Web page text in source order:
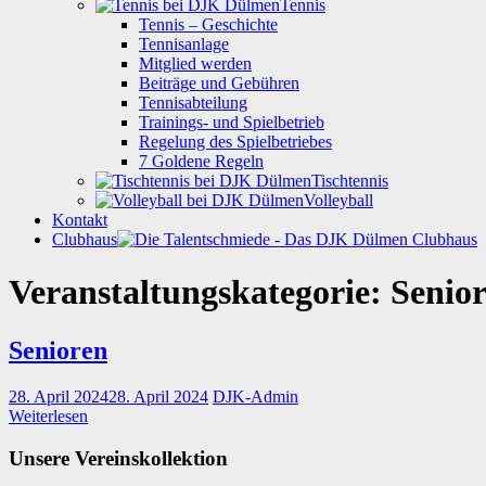
Tennis
Tennis – Geschichte
Tennisanlage
Mitglied werden
Beiträge und Gebühren
Tennisabteilung
Trainings- und Spielbetrieb
Regelung des Spielbetriebes
7 Goldene Regeln
Tischtennis
Volleyball
Kontakt
Clubhaus
Veranstaltungskategorie:
Senioren
28. April 202428. April 2024 DJK-Admin
Weiterlesen
Unsere Vereinskollektion